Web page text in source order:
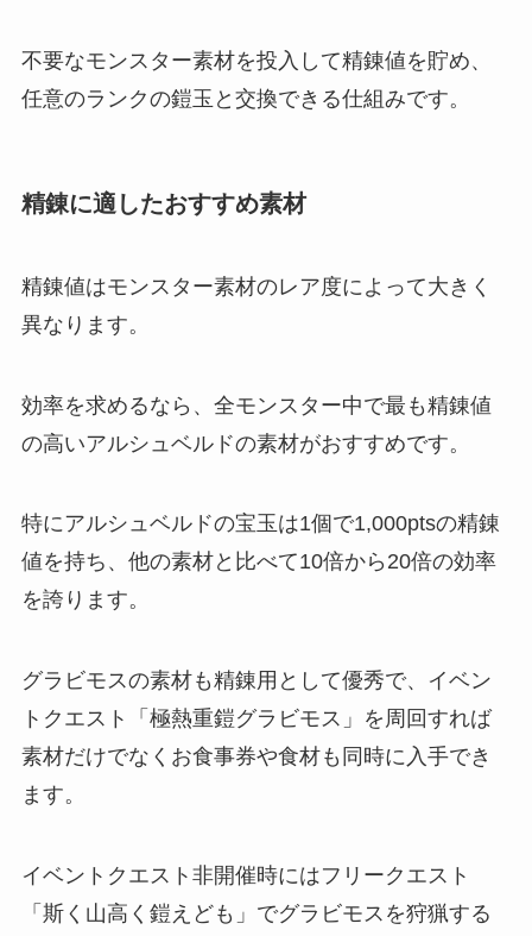
不要なモンスター素材を投入して精錬値を貯め、
任意のランクの鎧玉と交換できる仕組みです。
精錬に適したおすすめ素材
精錬値はモンスター素材のレア度によって大きく
異なります。
効率を求めるなら、全モンスター中で最も精錬値
の高いアルシュベルドの素材がおすすめです。
特にアルシュベルドの宝玉は1個で1,000ptsの精錬
値を持ち、他の素材と比べて10倍から20倍の効率
を誇ります。
グラビモスの素材も精錬用として優秀で、イベン
トクエスト「極熱重鎧グラビモス」を周回すれば
素材だけでなくお食事券や食材も同時に入手でき
ます。
イベントクエスト非開催時にはフリークエスト
「斯く山高く鎧えども」でグラビモスを狩猟する